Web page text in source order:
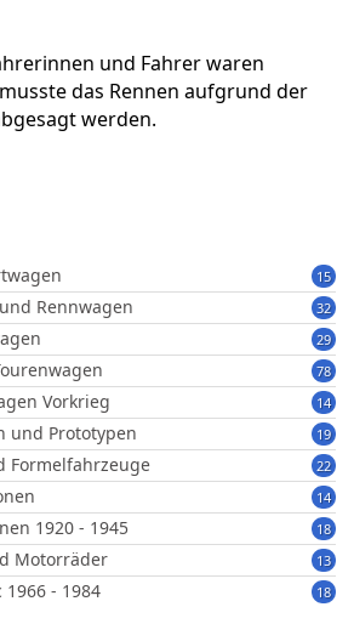
und Fahrer waren
das Rennen aufgrund der
werden.
15
32
Rennwagen
29
78
14
Vorkrieg
19
und Prototypen
22
Formelfahrzeuge
14
18
1920 - 1945
13
Motorräder
18
- 1984